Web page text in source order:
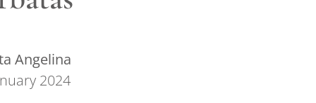
Angelina
2024